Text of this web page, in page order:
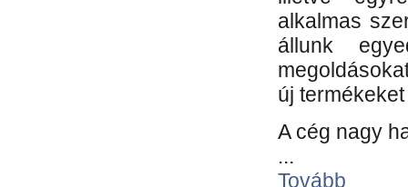
alkalmas
állunk
új
A cég nagy
...
Tovább